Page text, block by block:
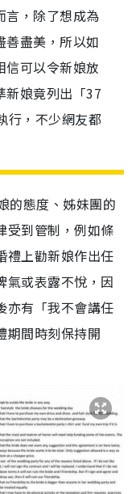
言，除了想成為
善盡美，所以如
信可以令新娘放
新娘竟列出「37
行，不少網友都
的態度、姊妹團的
受到管制，例如條
禮上勸新娘作出任
氣或表露不悅，因
亦有「我不會講任
期間時刻保持開